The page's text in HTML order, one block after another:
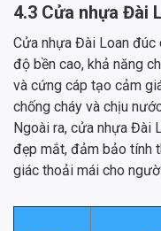
4.3 Cửa nhựa Đài
Cửa nhựa Đài Loan
độ bền cao, khả năng
và cứng cáp tạo cảm
chống cháy và chịu
Ngoài ra, cửa nhựa Đài
đẹp mắt, đảm bảo tính
giác thoải mái cho